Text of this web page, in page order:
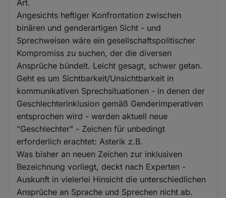
Art.
Angesichts heftiger Konfrontation zwischen
binären und genderartigen Sicht - und
Sprechweisen wäre ein gesellschaftspolitischer
Kompromiss zu suchen, der die diversen
Ansprüche bündelt. Leicht gesagt, schwer getan.
Geht es um Sichtbarkeit/Unsichtbarkeit in
kommunikativen Sprechsituationen - in denen der
Geschlechterinklusion gemäß Genderimperativen
entsprochen wird - werden aktuell neue
"Geschlechter" - Zeichen für unbedingt
erforderlich erachtet: Asterik z.B.
Was bisher an neuen Zeichen zur inklusiven
Bezeichnung vorliegt, deckt nach Experten -
Auskunft in vielerlei Hinsicht die unterschiedlichen
Ansprüche an Sprache und Sprechen nicht ab.